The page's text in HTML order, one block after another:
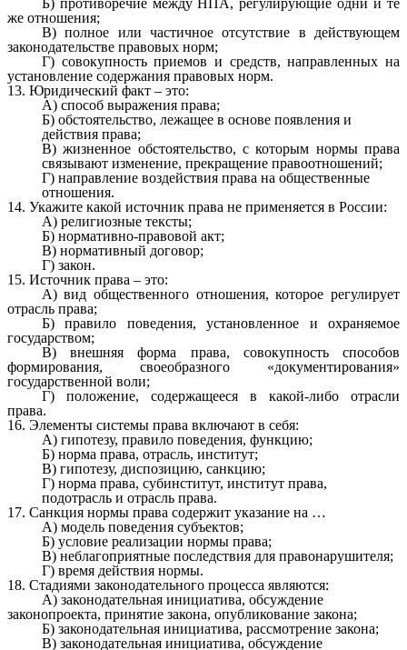
Б) противоречие между НПА, регулирующие одни и те
же отношения;
В) полное или частичное отсутствие в действующем
законодательстве правовых норм;
Г) совокупность приемов и средств, направленных на
установление содержания правовых норм.
13. Юридический факт – это:
А) способ выражения права;
Б) обстоятельство, лежащее в основе появления и
действия права;
В) жизненное обстоятельство, с которым нормы права
связывают изменение, прекращение правоотношений;
Г) направление воздействия права на общественные
отношения.
14. Укажите какой источник права не применяется в России:
А) религиозные тексты;
Б) нормативно-правовой акт;
В) нормативный договор;
Г) закон.
15. Источник права – это:
А) вид общественного отношения, которое регулирует
отрасль права;
Б) правило поведения, установленное и охраняемое
государством;
В) внешняя форма права, совокупность способов
формирования, своеобразного «документирования»
государственной воли;
Г) положение, содержащееся в какой-либо отрасли
права.
16. Элементы системы права включают в себя:
А) гипотезу, правило поведения, функцию;
Б) норма права, отрасль, институт;
В) гипотезу, диспозицию, санкцию;
Г) норма права, субинститут, институт права,
подотрасль и отрасль права.
17. Санкция нормы права содержит указание на …
А) модель поведения субъектов;
Б) условие реализации нормы права;
В) неблагоприятные последствия для правонарушителя;
Г) время действия нормы.
18. Стадиями законодательного процесса являются:
А) законодательная инициатива, обсуждение
законопроекта, принятие закона, опубликование закона;
Б) законодательная инициатива, рассмотрение закона;
В) законодательная инициатива, обсуждение